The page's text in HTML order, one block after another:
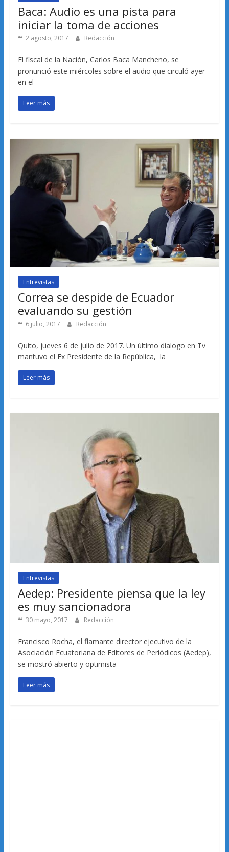
Baca: Audio es una pista para
iniciar la toma de acciones
2 agosto, 2017 Redacción
El fiscal de la Nación, Carlos Baca Mancheno, se
pronunció este miércoles sobre el audio que circuló ayer
en el
Leer más
Entrevistas
Correa se despide de Ecuador
evaluando su gestión
6 julio, 2017 Redacción
Quito, jueves 6 de julio de 2017. Un último dialogo en Tv
mantuvo el Ex Presidente de la República, la
Leer más
Entrevistas
Aedep: Presidente piensa que la ley
es muy sancionadora
30 mayo, 2017 Redacción
Francisco Rocha, el flamante director ejecutivo de la
Asociación Ecuatoriana de Editores de Periódicos (Aedep),
se mostró abierto y optimista
Leer más